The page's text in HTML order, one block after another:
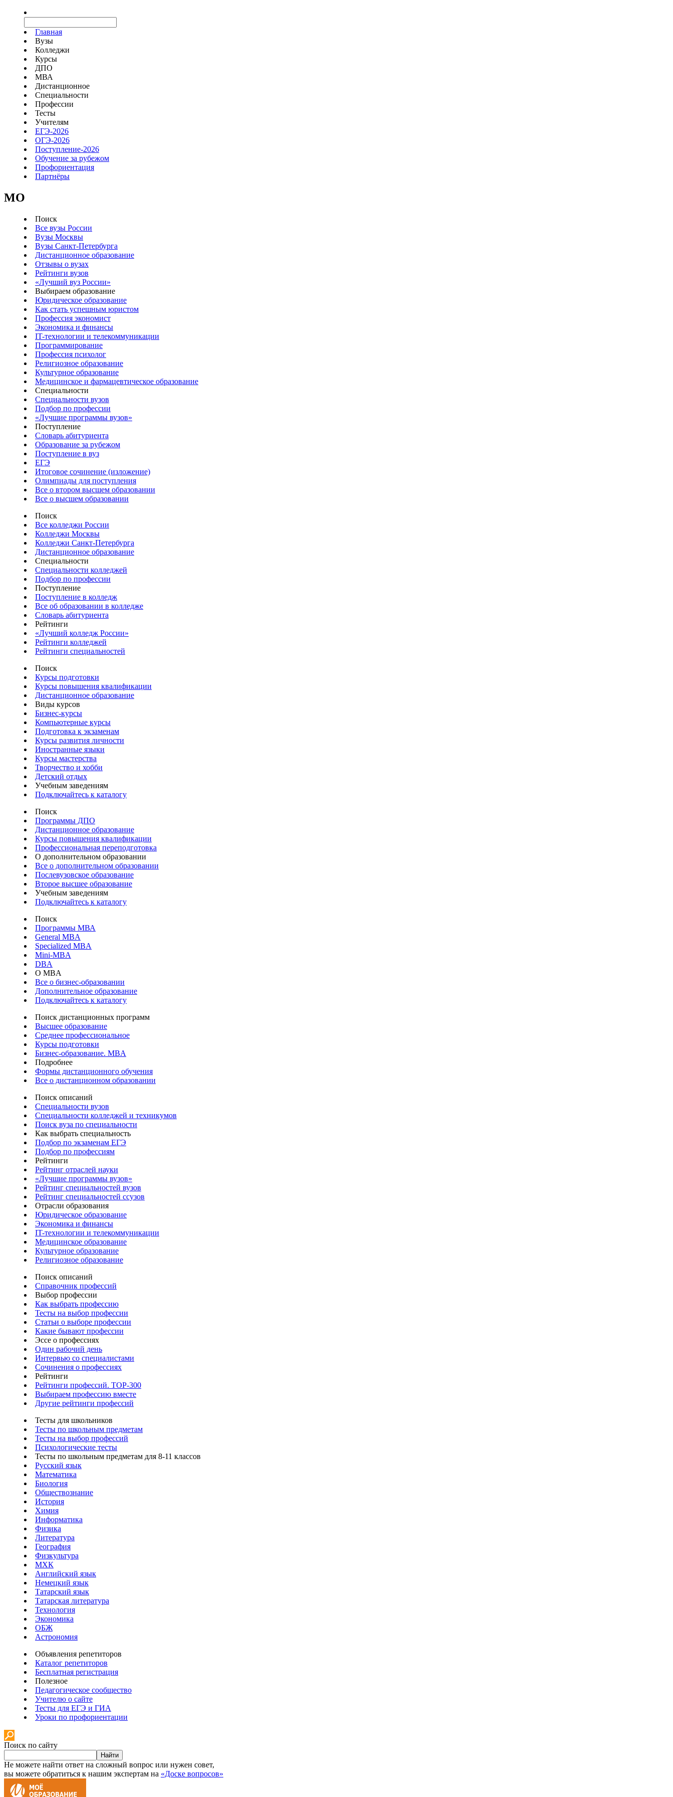
Главная
Вузы
Колледжи
Курсы
ДПО
МВА
Дистанционное
Специальности
Профессии
Тесты
Учителям
ЕГЭ-2026
ОГЭ-2026
Поступление-2026
Обучение за рубежом
Профориентация
Партнёры
MO
Поиск
Все вузы России
Вузы Москвы
Вузы Санкт-Петербурга
Дистанционное образование
Отзывы о вузах
Рейтинги вузов
«Лучший вуз России»
Выбираем образование
Юридическое образование
Как стать успешным юристом
Профессия экономист
Экономика и финансы
IT-технологии и телекоммуникации
Программирование
Профессия психолог
Религиозное образование
Культурное образование
Медицинское и фармацевтическое образование
Специальности
Специальности вузов
Подбор по профессии
«Лучшие программы вузов»
Поступление
Словарь абитуриента
Образование за рубежом
Поступление в вуз
ЕГЭ
Итоговое сочинение (изложение)
Олимпиады для поступления
Все о втором высшем образовании
Все о высшем образовании
Поиск
Все колледжи России
Колледжи Москвы
Колледжи Санкт-Петербурга
Дистанционное образование
Специальности
Специальности колледжей
Подбор по профессии
Поступление
Поступление в колледж
Все об образовании в колледже
Словарь абитуриента
Рейтинги
«Лучший колледж России»
Рейтинги колледжей
Рейтинги специальностей
Поиск
Курсы подготовки
Курсы повышения квалификации
Дистанционное образование
Виды курсов
Бизнес-курсы
Компьютерные курсы
Подготовка к экзаменам
Курсы развития личности
Иностранные языки
Курсы мастерства
Творчество и хобби
Детский отдых
Учебным заведениям
Подключайтесь к каталогу
Поиск
Программы ДПО
Дистанционное образование
Курсы повышения квалификации
Профессиональная переподготовка
О дополнительном образовании
Все о дополнительном образовании
Послевузовское образование
Второе высшее образование
Учебным заведениям
Подключайтесь к каталогу
Поиск
Программы МВА
General MBA
Specialized MBA
Mini-MBA
DBA
О MBA
Все о бизнес-образовании
Дополнительное образование
Подключайтесь к каталогу
Поиск дистанционных программ
Высшее образование
Среднее профессиональное
Курсы подготовки
Бизнес-образование. MBA
Подробнее
Формы дистанционного обучения
Все о дистанционном образовании
Поиск описаний
Специальности вузов
Специальности колледжей и техникумов
Поиск вуза по специальности
Как выбрать специальность
Подбор по экзаменам ЕГЭ
Подбор по профессиям
Рейтинги
Рейтинг отраслей науки
«Лучшие программы вузов»
Рейтинг специальностей вузов
Рейтинг специальностей ссузов
Отрасли образования
Юридическое образование
Экономика и финансы
IT-технологии и телекоммуникации
Медицинское образование
Культурное образование
Религиозное образование
Поиск описаний
Справочник профессий
Выбор профессии
Как выбрать профессию
Тесты на выбор профессии
Статьи о выборе профессии
Какие бывают профессии
Эссе о профессиях
Один рабочий день
Интервью со специалистами
Сочинения о профессиях
Рейтинги
Рейтинги профессий. TOP-300
Выбираем профессию вместе
Другие рейтинги профессий
Тесты для школьников
Тесты по школьным предметам
Тесты на выбор профессий
Психологические тесты
Тесты по школьным предметам для 8-11 классов
Русский язык
Математика
Биология
Обществознание
История
Химия
Информатика
Физика
Литература
География
Физкультура
МХК
Английский язык
Немецкий язык
Татарский язык
Татарская литература
Технология
Экономика
ОБЖ
Астрономия
Объявления репетиторов
Каталог репетиторов
Бесплатная регистрация
Полезное
Педагогическое сообщество
Учителю о сайте
Тесты для ЕГЭ и ГИА
Уроки по профориентации
Поиск по сайту
Найти
Не можете найти ответ на сложный вопрос или нужен совет,
вы можете обратиться к нашим экспертам на «Доске вопросов»